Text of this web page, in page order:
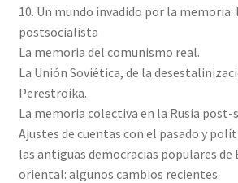
10. Un mundo invadido por la memoria:
postsocialista
La memoria del comunismo real.
La Unión Soviética, de la
Perestroika.
La memoria colectiva en la Rusia post-
Ajustes de cuentas con el pasado y
las antiguas democracias populares de
oriental: algunos cambios recientes.